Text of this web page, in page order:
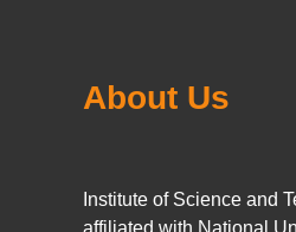
About Us
Institute of Science and